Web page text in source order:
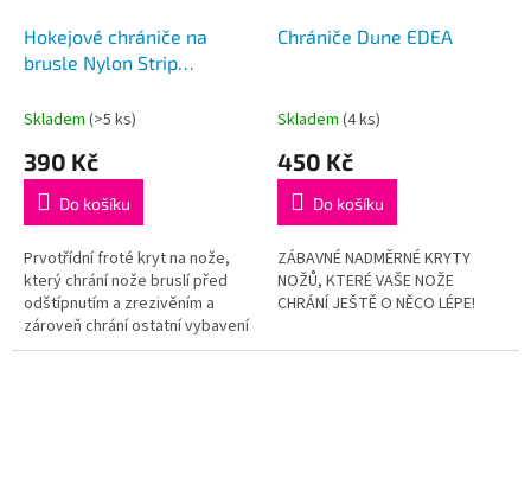
Hokejové chrániče na
brusle Nylon Strip
Skladem (>5 ks)
390 Kč
Do košíku
Prvotřídní froté kryt na nože,
který chrání nože bruslí před
odštípnutím a zrezivěním a
zároveň chrání ostatní vybavení
v tašce před poškrábáním. Jsou
Chrániče Dune EDEA
Skladem (4 ks)
450 Kč
Do košíku
ZÁBAVNÉ NADMĚRNÉ KRYTY
NOŽŮ, KTERÉ VAŠE NOŽE
CHRÁNÍ JEŠTĚ O NĚCO LÉPE!